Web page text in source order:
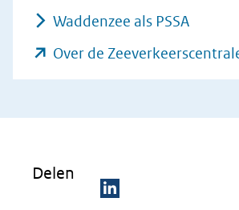
Waddenzee als PSSA
Over de
Delen